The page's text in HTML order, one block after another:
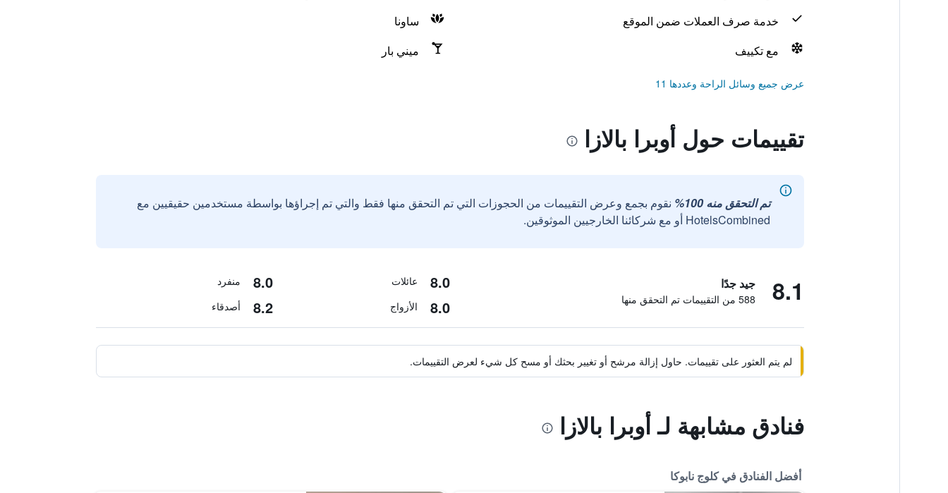
خدمة صرف العملات ضمن الموقع
ساونا
مع تكييف
ميني بار
عرض جميع وسائل الراحة وعددها 11
تقييمات حول أوبرا بالازا
تم التحقق منه 100%
نقوم بجمع وعرض التقييمات من الحجوزات التي تم التحقق منها فقط والتي تم إجراؤها بواسطة مستخدمين حقيقيين مع
HotelsCombined أو مع شركائنا الخارجيين الموثوقين.
8.1 جيد جدًا
588 من التقييمات تم التحقق منها
8.0 عائلات 8.0 منفرد
8.0 الأزواج 8.2 أصدقاء
لم يتم العثور على تقييمات. حاول إزالة مرشح أو تغيير بحثك أو مسح كل شيء لعرض التقييمات.
فنادق مشابهة لـ أوبرا بالازا
أفضل الفنادق في كلوج نابوكا